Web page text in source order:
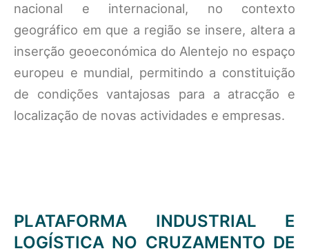
nacional e internacional, no contexto
geográfico em que a região se insere, altera a
inserção geoeconómica do Alentejo no espaço
europeu e mundial, permitindo a constituição
de condições vantajosas para a atracção e
localização de novas actividades e empresas.
PLATAFORMA INDUSTRIAL E
LOGÍSTICA NO CRUZAMENTO DE